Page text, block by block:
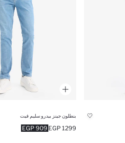
بنطلون جينز بيدرو سليم فيت
909 EGP 1299 EGP